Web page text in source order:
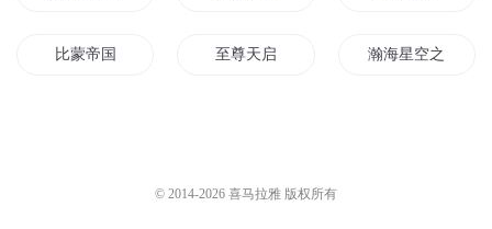
比蒙帝国 至尊天启 瀚海星空之启蒙
© 2014-2026 喜马拉雅 版权所有